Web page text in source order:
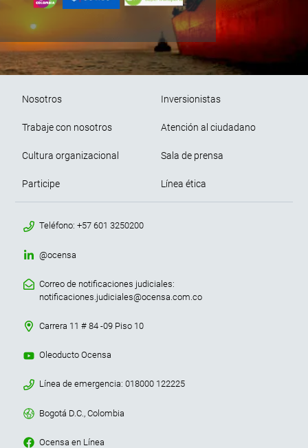
Pie de página
Nosotros Inversionistas
Trabaje con nosotros Atención al ciudadano
Cultura organizacional Sala de prensa
Participe Línea ética
menu contacto footer
Teléfono: +57 601 3250200
@ocensa
Correo de notificaciones judiciales:
notificaciones.judiciales@ocensa.com.co
Carrera 11 # 84 -09 Piso 10
Oleoducto Ocensa
Línea de emergencia: 018000 122225
Bogotá D.C., Colombia
Ocensa en Línea